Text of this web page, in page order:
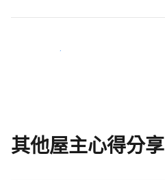
立即接觸新住客
其他屋主心得分享